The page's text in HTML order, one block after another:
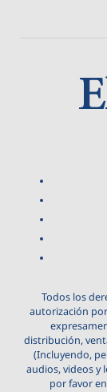
Todos los
autorización
distribución,
(Incluyendo,
audios, videos y
por favor